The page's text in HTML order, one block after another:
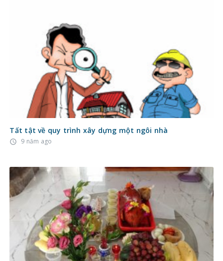
Tất tật về quy trình xây dựng một ngôi nhà
access_time 9 năm ago